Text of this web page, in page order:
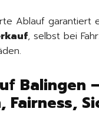
Ablauf garantiert
, selbst bei
Balingen
Fairness,